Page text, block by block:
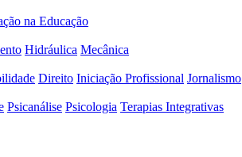
na Educação
Hidráulica Mecânica
Direito Iniciação Profissional Jornalismo
Psicanálise Psicologia Terapias Integrativas